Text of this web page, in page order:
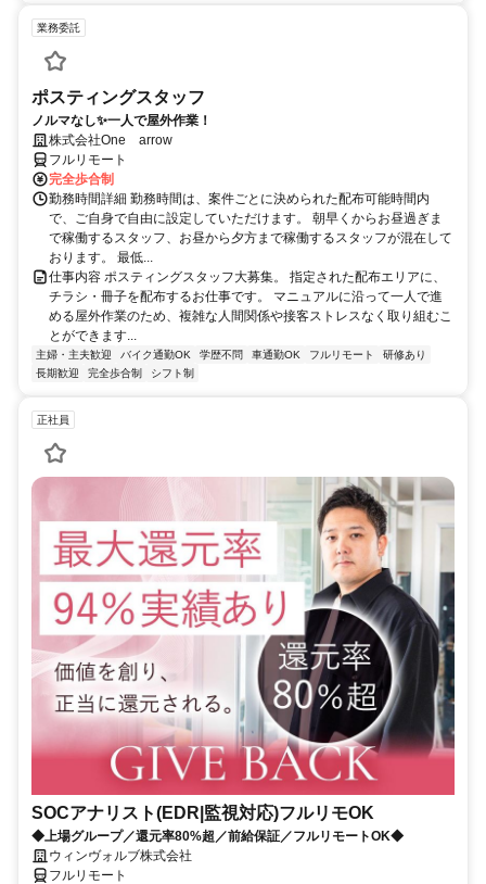
業務委託
ポスティングスタッフ
ノルマなし✨一人で屋外作業！
株式会社One arrow
フルリモート
完全歩合制
勤務時間詳細 勤務時間は、案件ごとに決められた配布可能時間内
で、ご自身で自由に設定していただけます。 朝早くからお昼過ぎま
で稼働するスタッフ、お昼から夕方まで稼働するスタッフが混在して
おります。 最低...
仕事内容 ポスティングスタッフ大募集。 指定された配布エリアに、
チラシ・冊子を配布するお仕事です。 マニュアルに沿って一人で進
める屋外作業のため、複雑な人間関係や接客ストレスなく取り組むこ
とができます...
主婦・主夫歓迎 バイク通勤OK 学歴不問 車通勤OK フルリモート
研修あり
長期歓迎
完全歩合制 シフト制
正社員
SOCアナリスト(EDR|監視対応)フルリモOK
◆上場グループ／還元率80%超／前給保証／フルリモートOK◆
ウィンヴォルブ株式会社
フルリモート